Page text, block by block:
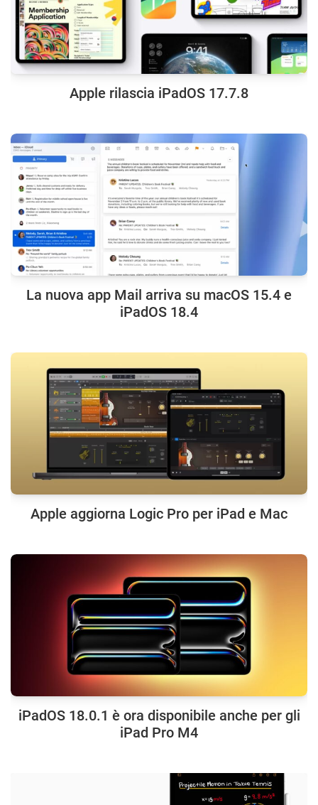
Apple rilascia iPadOS 17.7.8
La nuova app Mail arriva su macOS 15.4 e
iPadOS 18.4
Apple aggiorna Logic Pro per iPad e Mac
iPadOS 18.0.1 è ora disponibile anche per gli
iPad Pro M4